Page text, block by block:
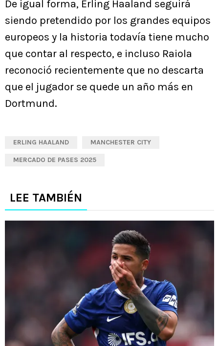
De igual forma, Erling Haaland seguirá
siendo pretendido por los grandes equipos
europeos y la historia todavía tiene mucho
que contar al respecto, e incluso Raiola
reconoció recientemente que no descarta
que el jugador se quede un año más en
Dortmund.
ERLING HAALAND MANCHESTER CITY
MERCADO DE PASES 2025
LEE TAMBIÉN